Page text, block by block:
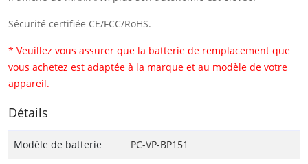
Sécurité certifiée CE/FCC/RoHS.
* Veuillez vous assurer que la batterie de remplacement que
vous achetez est adaptée à la marque et au modèle de votre
appareil.
Détails
Modèle de batterie PC-VP-BP151